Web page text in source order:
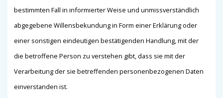
bestimmten Fall in informierter Weise und unmissverständlich
abgegebene Willensbekundung in Form einer Erklärung oder
einer sonstigen eindeutigen bestätigenden Handlung, mit der
die betroffene Person zu verstehen gibt, dass sie mit der
Verarbeitung der sie betreffenden personenbezogenen Daten
einverstanden ist.